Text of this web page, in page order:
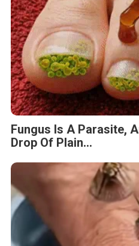
Fungus Is A Parasite,
Drop Of Plain...